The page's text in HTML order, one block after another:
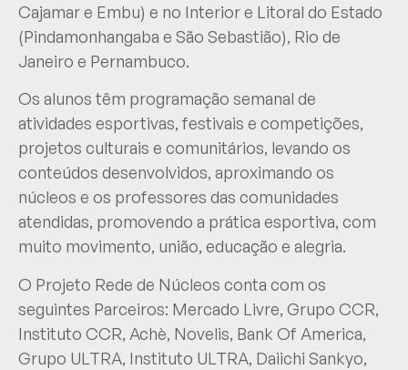
Cajamar e Embu) e no Interior e Litoral do Estado
(Pindamonhangaba e São Sebastião), Rio de
Janeiro e Pernambuco.
Os alunos têm programação semanal de
atividades esportivas, festivais e competições,
projetos culturais e comunitários, levando os
conteúdos desenvolvidos, aproximando os
núcleos e os professores das comunidades
atendidas, promovendo a prática esportiva, com
muito movimento, união, educação e alegria.
O Projeto Rede de Núcleos conta com os
seguintes Parceiros: Mercado Livre, Grupo CCR,
Instituto CCR, Achè, Novelis, Bank Of America,
Grupo ULTRA, Instituto ULTRA, Daiichi Sankyo,